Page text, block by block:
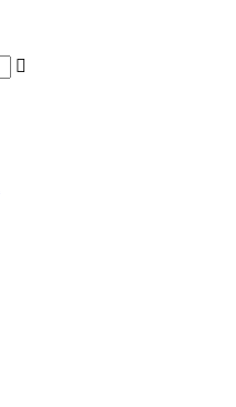
